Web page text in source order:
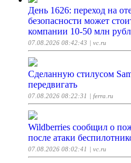
День 1626: переход на
безопасности может
компании 10-50 млн
07.08.2026 08:42:43 | vc.ru
Сделанную стилусом
передвигать
07.08.2026 08:22:31 | ferra.ru
Wildberries сообщил о
после атаки
07.08.2026 08:02:41 | vc.ru